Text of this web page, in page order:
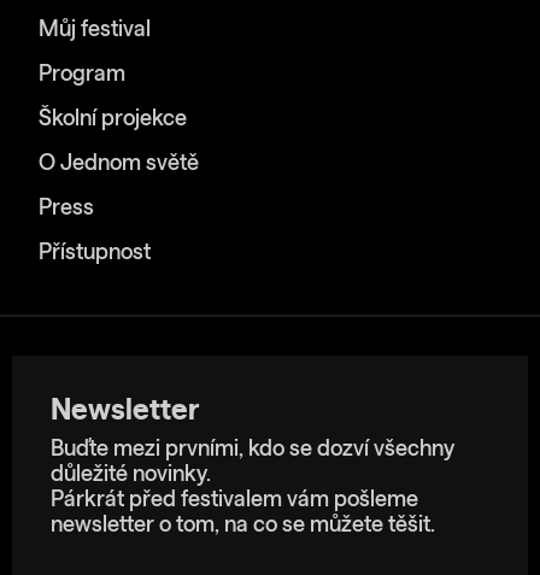
Můj festival
Program
Školní projekce
O Jednom světě
Press
Přístupnost
Newsletter
Buďte mezi prvními, kdo se dozví všechny
důležité novinky.
Párkrát před festivalem vám pošleme
newsletter o tom, na co se můžete těšit.